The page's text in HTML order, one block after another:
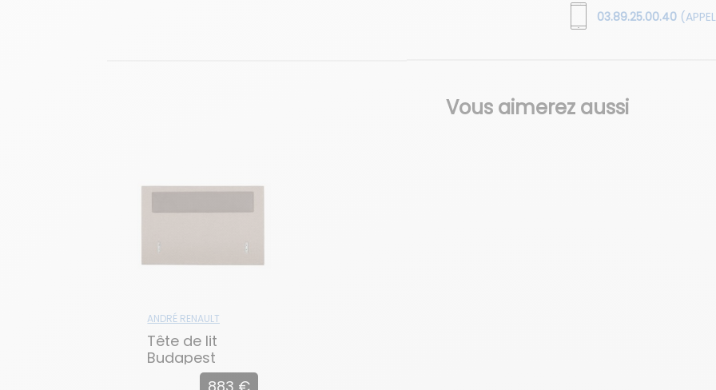
03.89.25.00.40
Vous aimerez aussi
ANDRÉ RENAULT
Tête de lit
Budapest